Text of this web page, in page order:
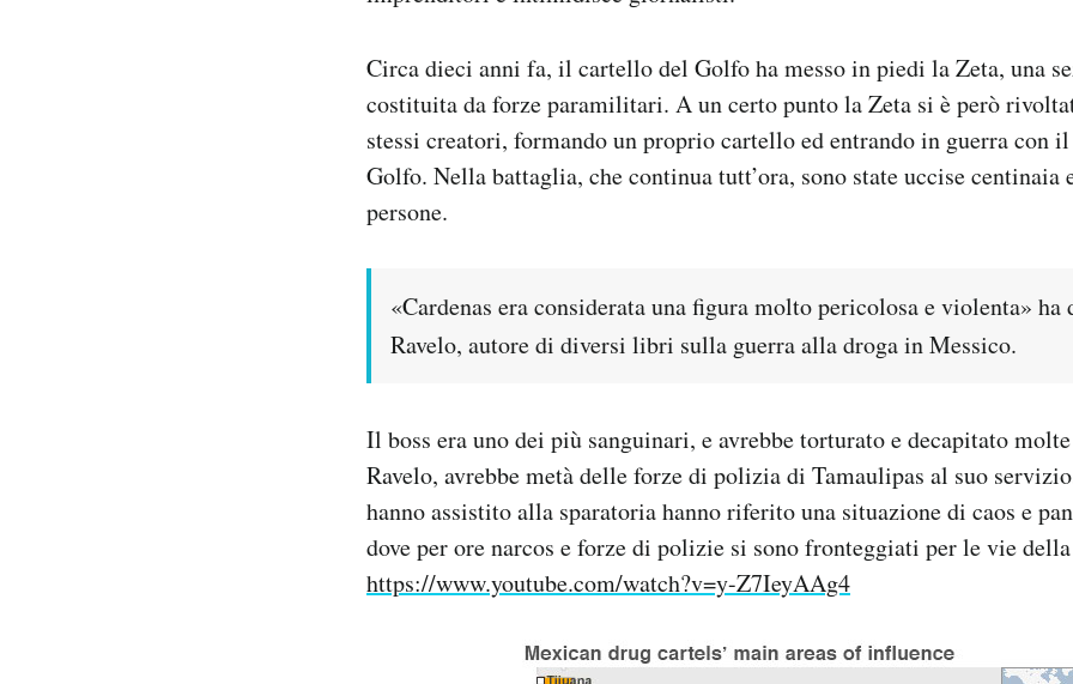
Circa dieci anni fa, il cartello del Golfo ha messo in piedi la Zeta, una
costituita da forze paramilitari. A un certo punto la Zeta si è però
stessi creatori, formando un proprio cartello ed entrando in guerra con
Golfo. Nella battaglia, che continua tutt’ora, sono state uccise centinaia
persone.
«Cardenas era considerata una figura molto pericolosa e violenta» ha
Ravelo, autore di diversi libri sulla guerra alla droga in Messico.
Il boss era uno dei più sanguinari, e avrebbe torturato e decapitato
Ravelo, avrebbe metà delle forze di polizia di Tamaulipas al suo
hanno assistito alla sparatoria hanno riferito una situazione di caos e
dove per ore narcos e forze di polizie si sono fronteggiati per le vie
https://www.youtube.com/watch?v=y-Z7IeyAAg4